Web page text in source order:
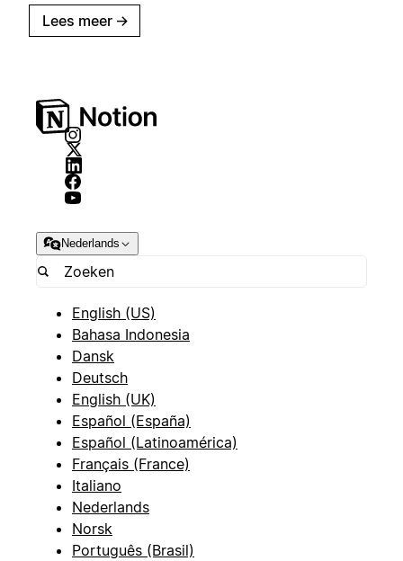
Lees meer →
Nederlands
English (US)
Bahasa Indonesia
Dansk
Deutsch
English (UK)
Español (España)
Español (Latinoamérica)
Français (France)
Italiano
Nederlands
Norsk
Português (Brasil)